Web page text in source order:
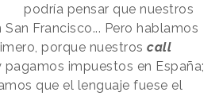
podría pensar que nuestros
San Francisco... Pero hablamos
porque nuestros call
pagamos impuestos en España;
que el lenguaje fuese el